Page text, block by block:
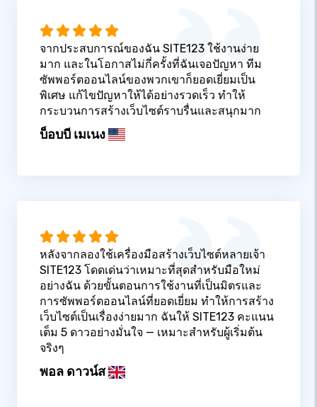
จากประสบการณ์ของฉัน SITE123 ใช้งานง่าย
มาก และในโอกาสไม่กี่ครั้งที่ฉันเจอปัญหา ทีม
ซัพพอร์ตออนไลน์ของพวกเขาก็ยอดเยี่ยมเป็น
พิเศษ แก้ไขปัญหาให้ได้อย่างรวดเร็ว ทำให้
กระบวนการสร้างเว็บไซต์ราบรื่นและสนุกมาก
บ็อบบี เมเนง
หลังจากลองใช้เครื่องมือสร้างเว็บไซต์หลายเจ้า
SITE123 โดดเด่นว่าเหมาะที่สุดสำหรับมือใหม่
อย่างฉัน ด้วยขั้นตอนการใช้งานที่เป็นมิตรและ
การซัพพอร์ตออนไลน์ที่ยอดเยี่ยม ทำให้การสร้าง
เว็บไซต์เป็นเรื่องง่ายมาก ฉันให้ SITE123 คะแนน
เต็ม 5 ดาวอย่างมั่นใจ — เหมาะสำหรับผู้เริ่มต้น
จริงๆ
พอล ดาวน์ส